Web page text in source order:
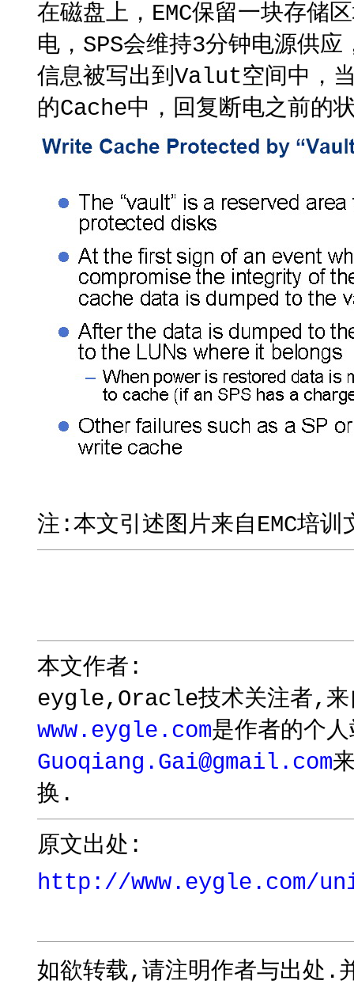
在磁盘上，EMC保留一块存储
电，SPS会维持3分钟电源供
信息被写出到Valut空间中，
的Cache中，回复断电之前的
注:本文引述图片来自EMC培训
本文作者:
eygle,Oracle技术关注者,来
www.eygle.com是作者的个
Guoqiang.Gai@gmail.com
换.
原文出处:
http://www.eygle.com/
如欲转载,请注明作者与出处.